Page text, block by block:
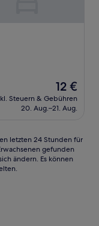
Der
Preis
beträgt
12 €
Steuern & Gebühren
20. Aug.–21. Aug.
letzten 24 Stunden für
gefunden
ändern. Es können